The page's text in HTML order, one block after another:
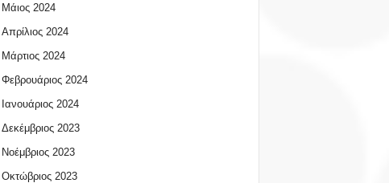
Μάιος 2024
Απρίλιος 2024
Μάρτιος 2024
Φεβρουάριος 2024
Ιανουάριος 2024
Δεκέμβριος 2023
Νοέμβριος 2023
Οκτώβριος 2023